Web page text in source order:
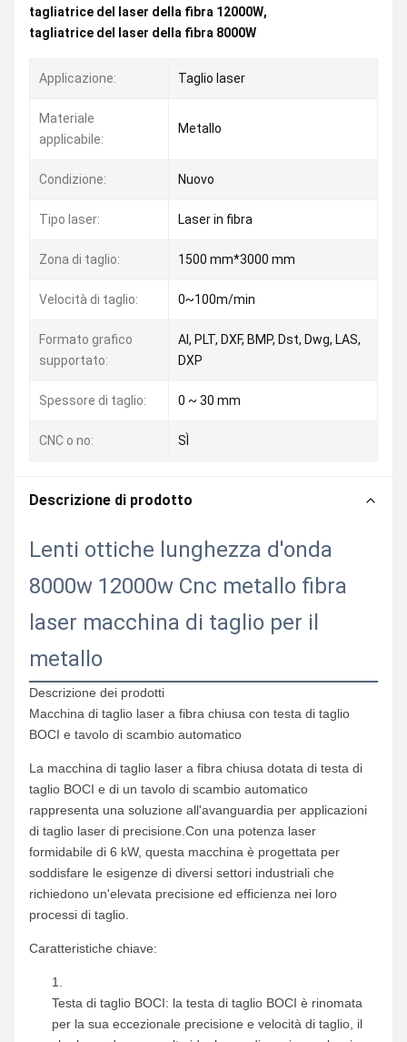
tagliatrice del laser della fibra 12000W,
tagliatrice del laser della fibra 8000W
Applicazione: Taglio laser
Materiale
applicabile:
Metallo
Condizione: Nuovo
Tipo laser: Laser in fibra
Zona di taglio: 1500 mm*3000 mm
Velocità di taglio: 0~100m/min
Formato grafico
supportato:
AI, PLT, DXF, BMP, Dst, Dwg, LAS,
DXP
Spessore di taglio: 0 ~ 30 mm
CNC o no: SÌ
Descrizione di prodotto
Lenti ottiche lunghezza d'onda
8000w 12000w Cnc metallo fibra
laser macchina di taglio per il
metallo
Descrizione dei prodotti
Macchina di taglio laser a fibra chiusa con testa di taglio
BOCI e tavolo di scambio automatico
La macchina di taglio laser a fibra chiusa dotata di testa di
taglio BOCI e di un tavolo di scambio automatico
rappresenta una soluzione all'avanguardia per applicazioni
di taglio laser di precisione.Con una potenza laser
formidabile di 6 kW, questa macchina è progettata per
soddisfare le esigenze di diversi settori industriali che
richiedono un'elevata precisione ed efficienza nei loro
processi di taglio.
Caratteristiche chiave:
Testa di taglio BOCI: la testa di taglio BOCI è rinomata
per la sua eccezionale precisione e velocità di taglio, il